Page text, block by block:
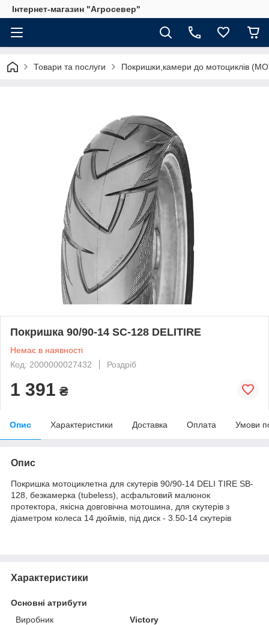
Інтернет-магазин "Агросевер"
Товари та послуги Покришки,камери до мотоциклів
Покришка 90/90-14 SC-128 DELITIRE
Немає в наявності
Код: 2000000027432
Роздріб
1 391 ₴
Опис Характеристики Доставка Оплата Умови
Опис
Покришка мотоциклетна для скутерів 90/90-14 DELI TIRE SB-
128, безкамерка (tubeless), асфальтовий малюнок
протектора, якісна довговічна мотошина, для скутерів з
діаметром колеса 14 дюймів, під диск - 3.50-14 скутерів
Характеристики
Основні атрибути
Виробник
Victory